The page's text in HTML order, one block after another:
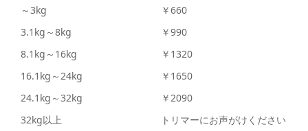
～3kg
￥660
3.1kg～8kg
￥990
8.1kg～16kg
￥1320
16.1kg～24kg
￥1650
24.1kg～32kg
￥2090
32kg以上
トリマーにお声がけください